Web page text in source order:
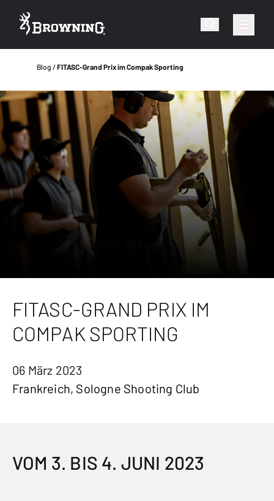
Blog FITASC-Grand Prix im Compak Sporting
FITASC-GRAND PRIX IM
COMPAK SPORTING
06 März 2023
Frankreich, Sologne Shooting Club
VOM 3. BIS 4. JUNI 2023